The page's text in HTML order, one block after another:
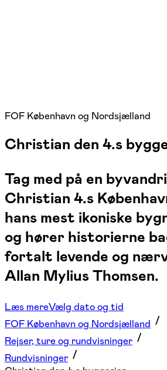
FOF København og Nordsjælland
Christian den 4.s
Tag med på en
Christian 4.s
hans mest ikoniske
og hører historierne
fortalt levende og
Allan Mylius Thomsen.
Læs mereVælg dato og tid
FOF København og Nordsjælland
Rejser, ture og rundvisninger
Rundvisninger